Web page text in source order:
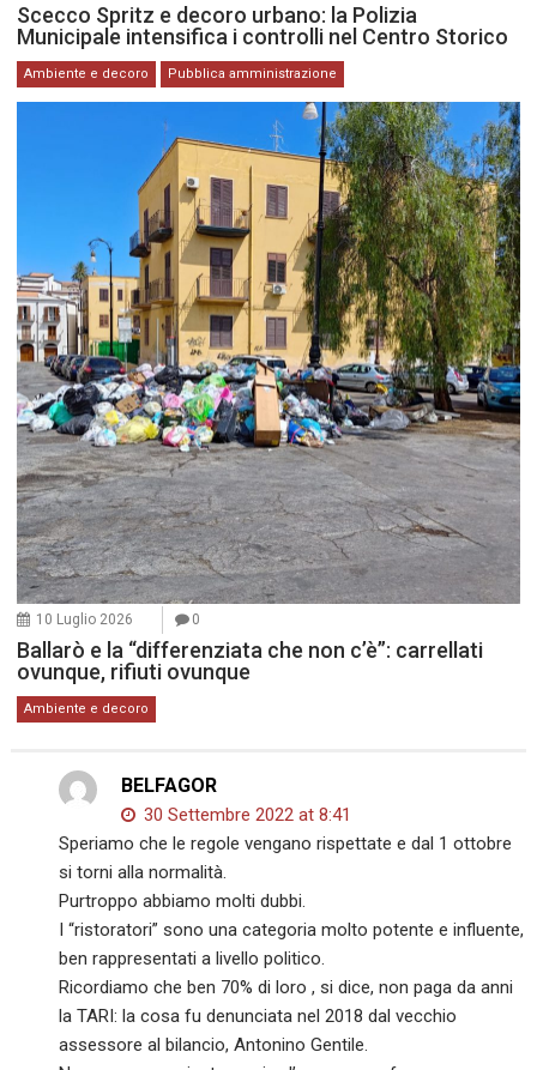
Scecco Spritz e decoro urbano: la Polizia
Municipale intensifica i controlli nel Centro Storico
Ambiente e decoro Pubblica amministrazione
10 Luglio 2026 0
Ballarò e la “differenziata che non c’è”: carrellati
ovunque, rifiuti ovunque
Ambiente e decoro
BELFAGOR
30 Settembre 2022 at 8:41
Speriamo che le regole vengano rispettate e dal 1 ottobre
si torni alla normalità.
Purtroppo abbiamo molti dubbi.
I “ristoratori” sono una categoria molto potente e influente,
ben rappresentati a livello politico.
Ricordiamo che ben 70% di loro , si dice, non paga da anni
la TARI: la cosa fu denunciata nel 2018 dal vecchio
assessore al bilancio, Antonino Gentile.